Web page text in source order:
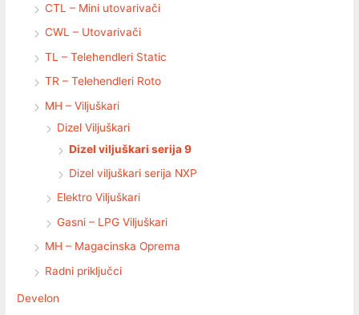
CTL – Mini utovarivači
CWL – Utovarivači
TL – Telehendleri Static
TR – Telehendleri Roto
MH – Viljuškari
Dizel Viljuškari
Dizel viljuškari serija 9
Dizel viljuškari serija NXP
Elektro Viljuškari
Gasni – LPG Viljuškari
MH – Magacinska Oprema
Radni priključci
Develon